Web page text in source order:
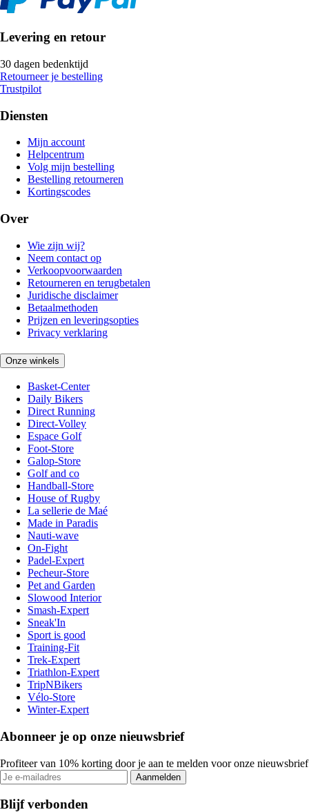
Levering en retour
30 dagen bedenktijd
Retourneer je bestelling
Trustpilot
Diensten
Mijn account
Helpcentrum
Volg mijn bestelling
Bestelling retourneren
Kortingscodes
Over
Wie zijn wij?
Neem contact op
Verkoopvoorwaarden
Retourneren en terugbetalen
Juridische disclaimer
Betaalmethoden
Prijzen en leveringsopties
Privacy verklaring
Onze winkels
Basket-Center
Daily Bikers
Direct Running
Direct-Volley
Espace Golf
Foot-Store
Galop-Store
Golf and co
Handball-Store
House of Rugby
La sellerie de Maé
Made in Paradis
Nauti-wave
On-Fight
Padel-Expert
Pecheur-Store
Pet and Garden
Slowood Interior
Smash-Expert
Sneak'In
Sport is good
Training-Fit
Trek-Expert
Triathlon-Expert
TripNBikers
Vélo-Store
Winter-Expert
Abonneer je op onze nieuwsbrief
Profiteer van 10% korting door je aan te melden voor onze nieuwsbrief
Aanmelden
Blijf verbonden